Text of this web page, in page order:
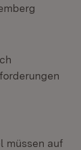
müssen auf